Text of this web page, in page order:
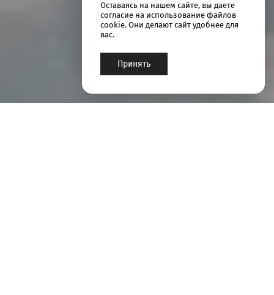
Оставаясь на нашем сайте, вы даете
согласие на использование файлов
cookie. Они делают сайт удобнее для
вас.
Принять